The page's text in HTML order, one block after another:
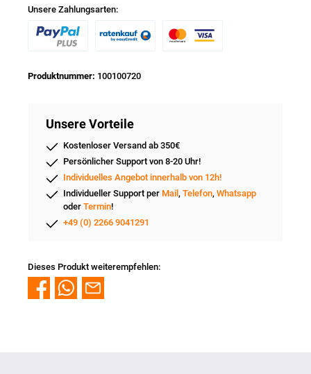
Unsere Zahlungsarten:
Produktnummer: 100100720
Unsere Vorteile
Kostenloser Versand ab 350€
Persönlicher Support von 8-20 Uhr!
Individuelles Angebot innerhalb von 12h!
Individueller Support per Mail , Telefon, Whatsapp
oder Termin!
+49 (0) 2266 9041291
Dieses Produkt weiterempfehlen: